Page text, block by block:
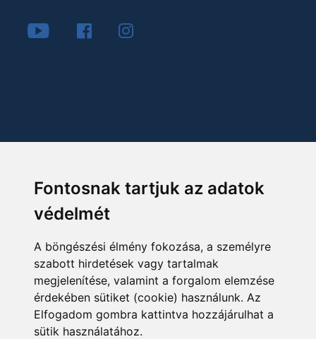
Fontosnak tartjuk az adatok
védelmét
A böngészési élmény fokozása, a személyre
szabott hirdetések vagy tartalmak
megjelenítése, valamint a forgalom elemzése
érdekében sütiket (cookie) használunk. Az
Elfogadom gombra kattintva hozzájárulhat a
sütik használatához.